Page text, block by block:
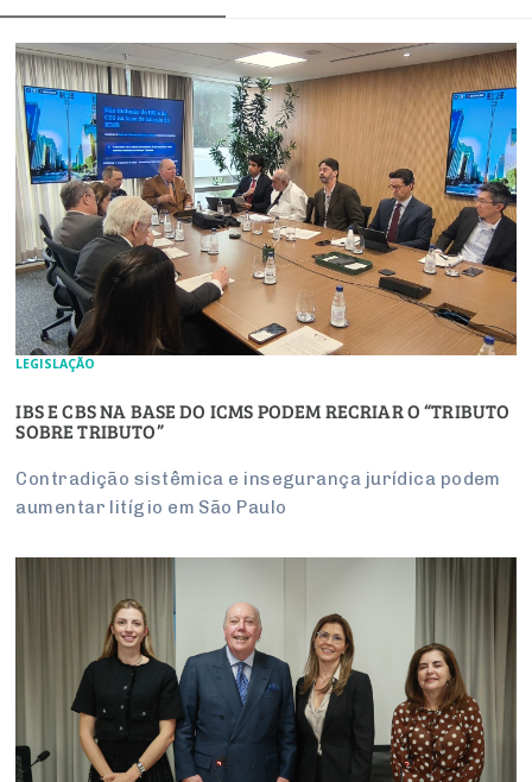
LEGISLAÇÃO
IBS E CBS NA BASE DO ICMS PODEM RECRIAR O “TRIBUTO
SOBRE TRIBUTO”
Contradição sistêmica e insegurança jurídica podem
aumentar litígio em São Paulo